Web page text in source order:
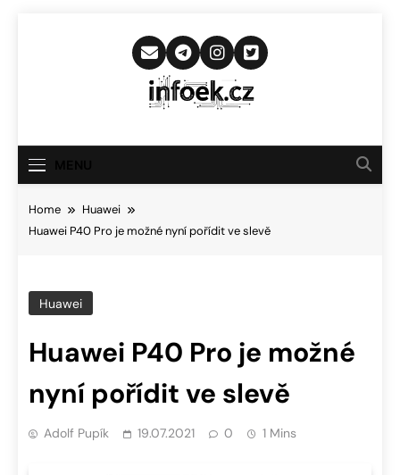
Infoek.cz
Novinkám
Home
Huawei
Huawei P40 Pro je možné nyní pořídit ve slevě
Huawei
Huawei P40 Pro je možné
nyní pořídit ve slevě
Adolf Pupík 19.07.2021 0 1 Mins